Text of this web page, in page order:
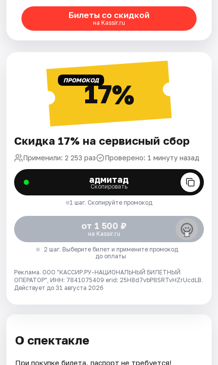
Рейтинги
Билеты со скидкой
на Kassir.ru
ПРОМОКОД17%
Скидка 17% на сервисный сбор
Применили: 2 253 раз Проверено: 1 минуту назад
адмитад
Скопировать
1 шаг. Скопируйте промокод
от 1 500 ₽
на Kassir.ru
2 шаг. Выберите билет и примените промокод
до оплаты
Реклама. ООО "КАССИР.РУ-НАЦИОНАЛЬНЫЙ БИЛЕТНЫЙ
ОПЕРАТОР", ИНН: 7841075409 erid: 25H8d7vbP8SRTvHZrUcdLB.
Действует до 31 августа 2026
О спектакле
При покупке билета, паспорт не требуется!